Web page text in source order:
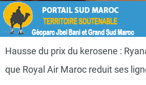
Close
Hausse du prix du kerosene :
que Royal Air Maroc reduit ses